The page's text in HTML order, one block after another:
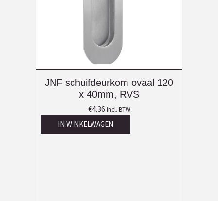
JNF schuifdeurkom ovaal 120
x 40mm, RVS
€4.36 Incl. BTW
IN WINKELWAGEN